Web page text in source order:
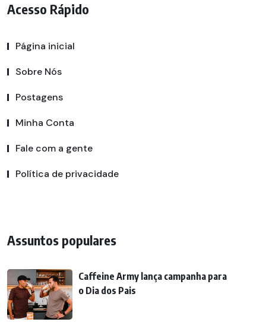
Acesso Rápido
Página inicial
Sobre Nós
Postagens
Minha Conta
Fale com a gente
Política de privacidade
Assuntos populares
Caffeine Army lança campanha para
o Dia dos Pais